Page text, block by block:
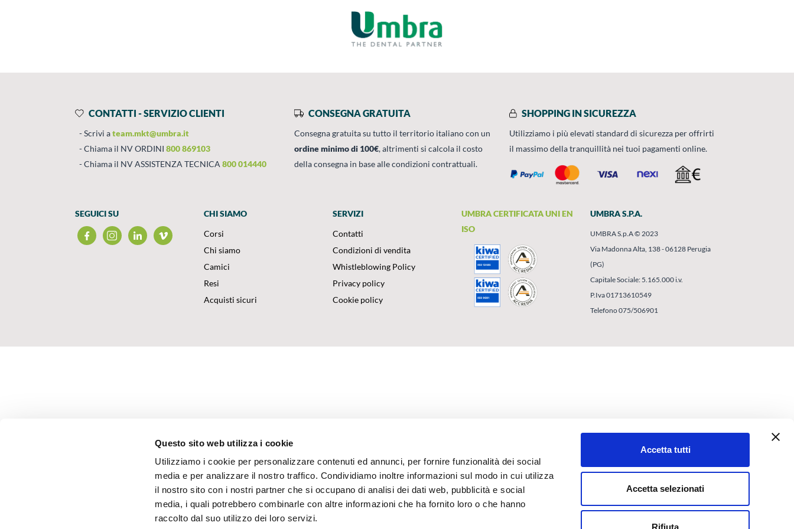
Questo sito web utilizza i cookie
Utilizziamo i cookie per personalizzare contenuti ed annunci, per fornire funzionalità dei social
media e per analizzare il nostro traffico. Condividiamo inoltre informazioni sul modo in cui utilizza
il nostro sito con i nostri partner che si occupano di analisi dei dati web, pubblicità e social
media, i quali potrebbero combinarle con altre informazioni che ha fornito loro o che hanno
raccolto dal suo utilizzo dei loro servizi.
Accetta tutti
Accetta selezionati
Rifiuta
CONTATTI - SERVIZIO CLIENTI
Scrivi ateam.mkt@umbra.it
Chiama il NV ORDINI 800 869103
Chiama il NV ASSISTENZA TECNICA 800 014440
CONSEGNA GRATUITA
Consegna gratuita su tutto il territorio italiano con un
ordine minimo di 100€, altrimenti si calcola il costo
della consegna in base alle condizioni contrattuali.
SHOPPING IN SICUREZZA
Utilizziamo i più elevati standard di sicurezza per offrirti
il massimo della tranquillità nei tuoi pagamenti online.
SEGUICI SU
CHI SIAMO
Corsi
Chi siamo
Camici
Resi
Acquisti sicuri
SERVIZI
Contatti
Condizioni di vendita
Whistleblowing Policy
Privacy policy
Cookie policy
UMBRA CERTIFICATA UNI EN
ISO
UMBRA S.P.A.
UMBRA S.p.A © 2023
Via Madonna Alta, 138 - 06128 Perugia
(PG)
Capitale Sociale: 5.165.000 i.v.
P.Iva 01713610549
Telefono 075/506901